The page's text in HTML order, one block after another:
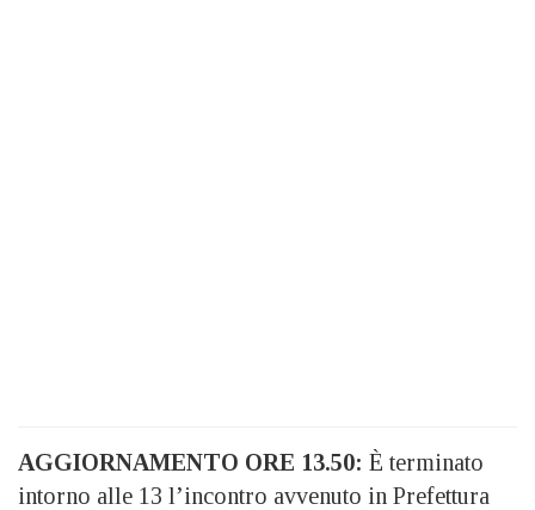
AGGIORNAMENTO ORE 13.50: È terminato
intorno alle 13 l’incontro avvenuto in Prefettura